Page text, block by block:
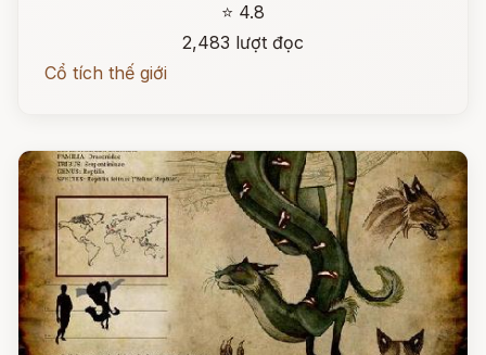
⭐ 4.8
2,483 lượt đọc
Cổ tích thế giới